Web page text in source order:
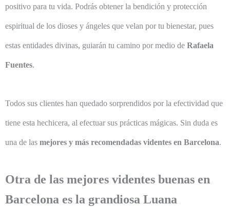
positivo para tu vida. Podrás obtener la bendición y protección
espiritual de los dioses y ángeles que velan por tu bienestar, pues
estas entidades divinas, guiarán tu camino por medio de Rafaela
Fuentes.
Todos sus clientes han quedado sorprendidos por la efectividad que
tiene esta hechicera, al efectuar sus prácticas mágicas. Sin duda es
una de las mejores y más recomendadas videntes en Barcelona.
Otra de las mejores videntes buenas en
Barcelona es la grandiosa Luana